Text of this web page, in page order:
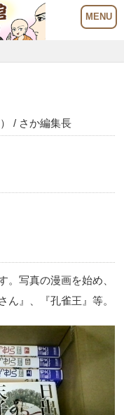
/ さか編集長
。写真の漫画を始め、
』、『孔雀王』等。